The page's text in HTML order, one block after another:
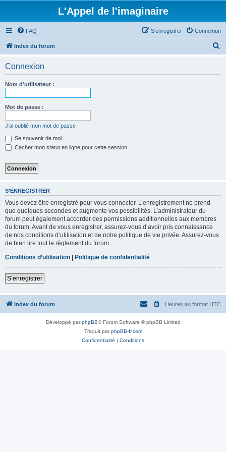
L'Appel de l'imaginaire
FAQ Connexion
S’enregistrer
Index du forum
Connexion
Nom d’utilisateur :
Mot de passe :
J’ai oublié mon mot de passe
Se souvenir de moi
Cacher mon statut en ligne pour cette session
S’ENREGISTRER
Vous devez être enregistré pour vous connecter. L’enregistrement ne prend
que quelques secondes et augmente vos possibilités. L’administrateur du
forum peut également accorder des permissions additionnelles aux membres
du forum. Avant de vous enregistrer, assurez-vous d’avoir pris connaissance
de nos conditions d’utilisation et de notre politique de vie privée. Assurez-vous
de bien lire tout le règlement du forum.
Conditions d’utilisation | Politique de confidentialité
S’enregistrer
Index du forum Heures au format UTC
Développé parphpBB® Forum Software © phpBB Limited
Traduit parphpBB-fr.com
Confidentialité | Conditions